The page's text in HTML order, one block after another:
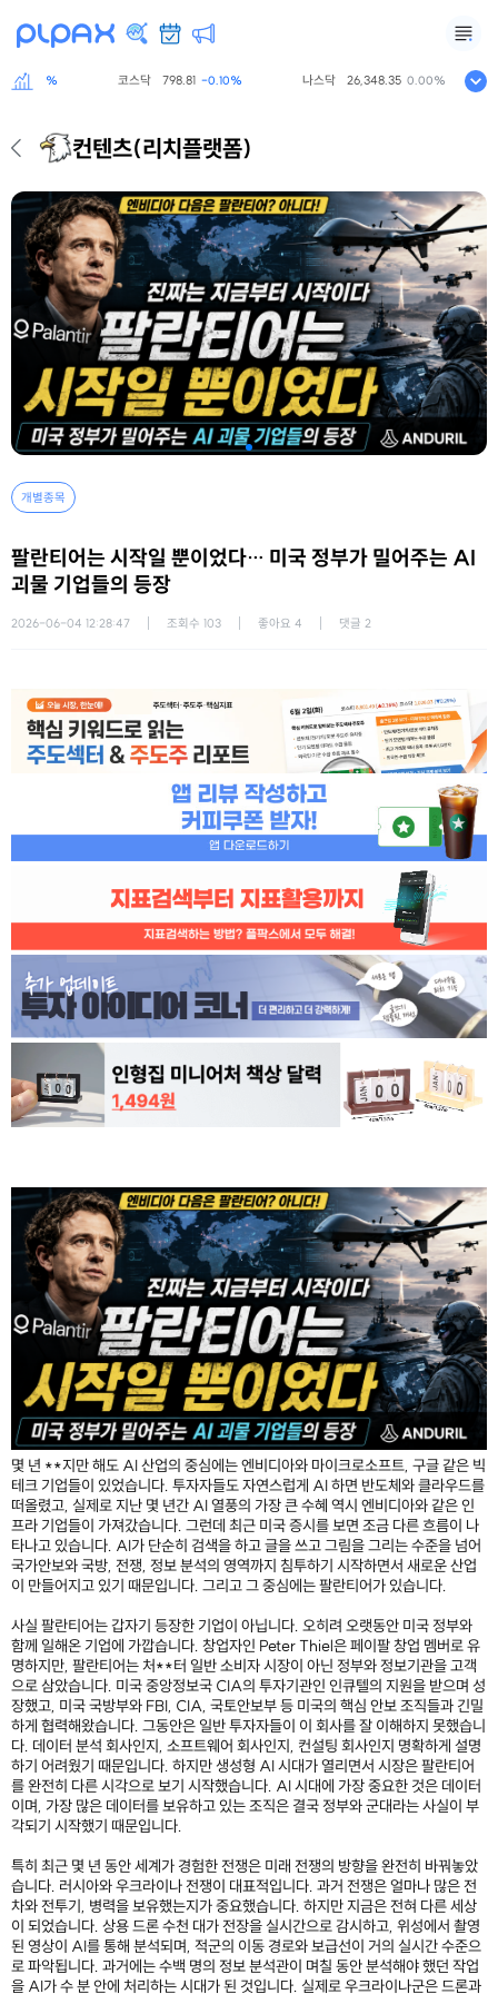
-0.60% 코스닥 798.81 -0.10% 나스닥 26,348.35 0.00%
컨텐츠(리치플랫폼)
개별종목
팔란티어는 시작일 뿐이었다… 미국 정부가 밀어주는 AI
괴물 기업들의 등장
2026-06-04 12:28:47 조회수 103 좋아요 4 댓글 2
몇 년 **지만 해도 AI 산업의 중심에는 엔비디아와 마이크로소프트, 구글 같은 빅
테크 기업들이 있었습니다. 투자자들도 자연스럽게 AI 하면 반도체와 클라우드를
떠올렸고, 실제로 지난 몇 년간 AI 열풍의 가장 큰 수혜 역시 엔비디아와 같은 인
프라 기업들이 가져갔습니다. 그런데 최근 미국 증시를 보면 조금 다른 흐름이 나
타나고 있습니다. AI가 단순히 검색을 하고 글을 쓰고 그림을 그리는 수준을 넘어
국가안보와 국방, 전쟁, 정보 분석의 영역까지 침투하기 시작하면서 새로운 산업
이 만들어지고 있기 때문입니다. 그리고 그 중심에는 팔란티어가 있습니다.
사실 팔란티어는 갑자기 등장한 기업이 아닙니다. 오히려 오랫동안 미국 정부와
함께 일해온 기업에 가깝습니다. 창업자인 Peter Thiel은 페이팔 창업 멤버로 유
명하지만, 팔란티어는 처**터 일반 소비자 시장이 아닌 정부와 정보기관을 고객
으로 삼았습니다. 미국 중앙정보국 CIA의 투자기관인 인큐텔의 지원을 받으며 성
장했고, 미국 국방부와 FBI, CIA, 국토안보부 등 미국의 핵심 안보 조직들과 긴밀
하게 협력해왔습니다. 그동안은 일반 투자자들이 이 회사를 잘 이해하지 못했습니
다. 데이터 분석 회사인지, 소프트웨어 회사인지, 컨설팅 회사인지 명확하게 설명
하기 어려웠기 때문입니다. 하지만 생성형 AI 시대가 열리면서 시장은 팔란티어
를 완전히 다른 시각으로 보기 시작했습니다. AI 시대에 가장 중요한 것은 데이터
이며, 가장 많은 데이터를 보유하고 있는 조직은 결국 정부와 군대라는 사실이 부
각되기 시작했기 때문입니다.
특히 최근 몇 년 동안 세계가 경험한 전쟁은 미래 전쟁의 방향을 완전히 바꿔놓았
습니다. 러시아와 우크라이나 전쟁이 대표적입니다. 과거 전쟁은 얼마나 많은 전
차와 전투기, 병력을 보유했는지가 중요했습니다. 하지만 지금은 전혀 다른 세상
이 되었습니다. 상용 드론 수천 대가 전장을 실시간으로 감시하고, 위성에서 촬영
된 영상이 AI를 통해 분석되며, 적군의 이동 경로와 보급선이 거의 실시간 수준으
로 파악됩니다. 과거에는 수백 명의 정보 분석관이 며칠 동안 분석해야 했던 작업
을 AI가 수 분 안에 처리하는 시대가 된 것입니다. 실제로 우크라이나군은 드론과